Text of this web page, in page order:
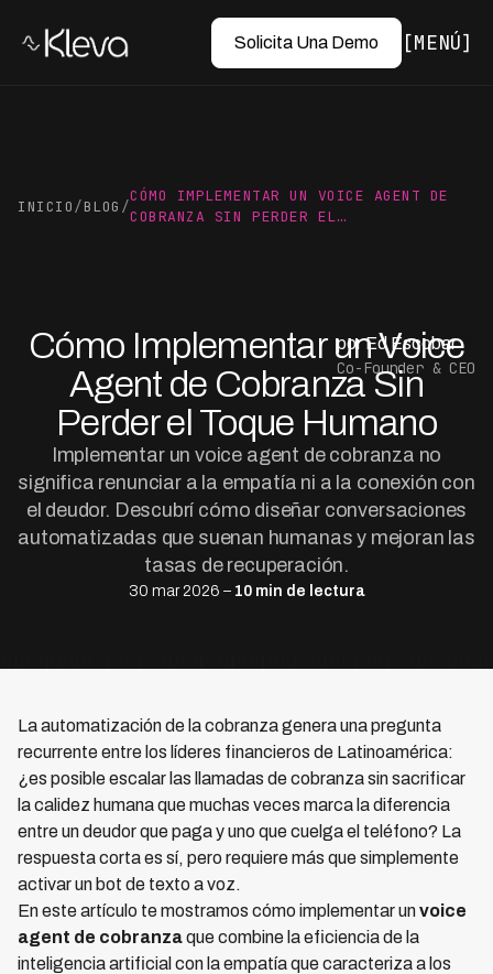
Solicita Una Demo MENÚ
INICIO/BLOG /
CÓMO IMPLEMENTAR UN VOICE AGENT DE
COBRANZA SIN PERDER EL…
Cómo Implementar un Voice
Agent de Cobranza Sin
Perder el Toque Humano
Implementar un voice agent de cobranza no
significa renunciar a la empatía ni a la conexión con
el deudor. Descubrí cómo diseñar conversaciones
automatizadas que suenan humanas y mejoran las
tasas de recuperación.
30 mar 2026 – 10 min de lectura
por Ed Escobar
Co-Founder & CEO
La automatización de la cobranza genera una pregunta
recurrente entre los líderes financieros de Latinoamérica:
¿es posible escalar las llamadas de cobranza sin sacrificar
la calidez humana que muchas veces marca la diferencia
entre un deudor que paga y uno que cuelga el teléfono? La
respuesta corta es sí, pero requiere más que simplemente
activar un bot de texto a voz.
En este artículo te mostramos cómo implementar unvoice
agent de cobranzaque combine la eficiencia de la
inteligencia artificial con la empatía que caracteriza a los